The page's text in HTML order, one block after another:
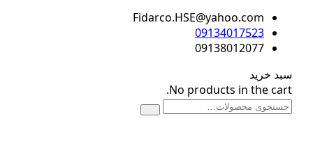
Fidarco.HSE@yahoo.com
09134017523
09138012077
خرید
No products in the